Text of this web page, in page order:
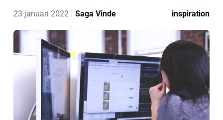
23 januari 2022 Saga Vinde inspiration